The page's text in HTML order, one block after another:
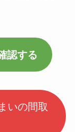
認する
いの間取